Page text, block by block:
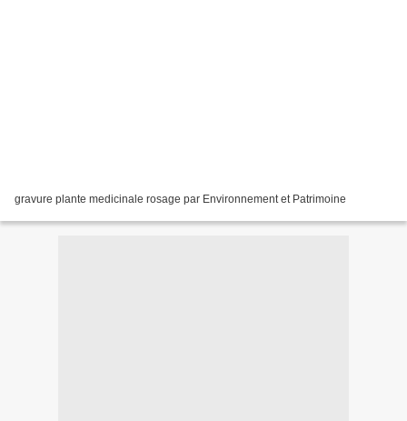
gravure plante medicinale rosage par Environnement et Patrimoine